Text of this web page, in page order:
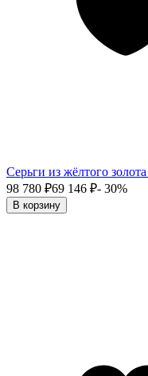
Серьги из жёлтого
98 780 ₽69 146 ₽- 30%
В корзину